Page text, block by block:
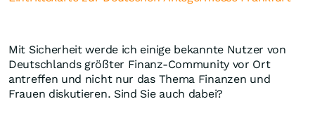
Mit Sicherheit werde ich einige bekannte Nutzer von
Deutschlands größter Finanz-Community vor Ort
antreffen und nicht nur das Thema Finanzen und
Frauen diskutieren. Sind Sie auch dabei?